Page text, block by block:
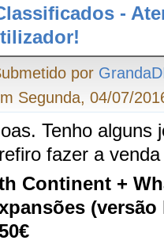
-
por
Segunda, 04/07/
Tenho
fazer a
Continent +